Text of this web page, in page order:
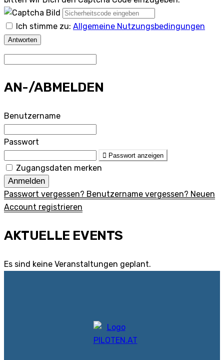
Ich stimme zu: Allgemeine Nutzungsbedingungen
Antworten
AN-/ABMELDEN
Benutzername
Passwort
Passwort anzeigen
Zugangsdaten merken
Anmelden
Passwort vergessen? Benutzername vergessen? Neuen
Account registrieren
AKTUELLE EVENTS
Es sind keine Veranstaltungen geplant.